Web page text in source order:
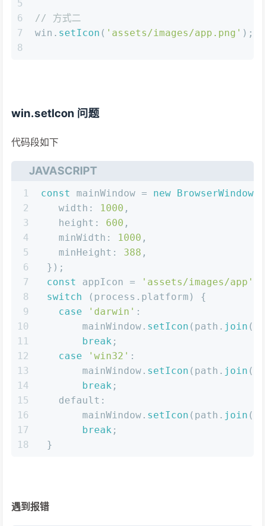
5
6
7
8
// 方式二
win. setIcon ( 'assets/images/app.png' );
win.setIcon 问题
代码段如下
JAVASCRIPT
1
2
3
4
5
6
7
8
9
10
11
12
13
14
15
16
17
18
const mainWindow = new BrowserWindow
width : 1000 ,
height : 600 ,
minWidth : 1000 ,
minHeight : 388 ,
});
const
appIcon = 'assets/images/app'
switch (process. platform ) {
case
'darwin' :
       mainWindow.
setIcon (path. join
break ;
case
'win32' :
       mainWindow.
setIcon (path. join
break ;
default :
       mainWindow.
setIcon (path. join
break ;
}
遇到报错